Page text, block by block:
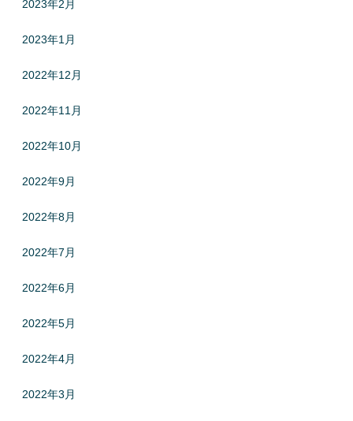
2023年2月
2023年1月
2022年12月
2022年11月
2022年10月
2022年9月
2022年8月
2022年7月
2022年6月
2022年5月
2022年4月
2022年3月